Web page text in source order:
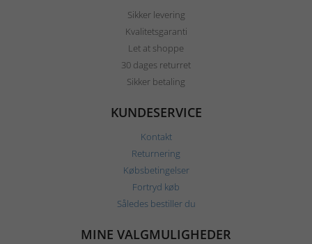
Sikker levering
Kvalitetsgaranti
Let at shoppe
30 dages returret
Sikker betaling
KUNDESERVICE
Kontakt
Returnering
Købsbetingelser
Fortryd køb
Således bestiller du
MINE VALGMULIGHEDER